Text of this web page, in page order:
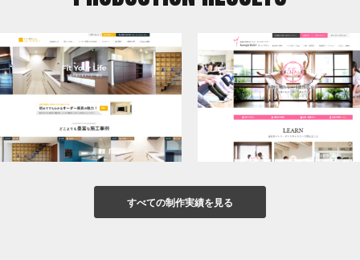
すべての制作実績を見る